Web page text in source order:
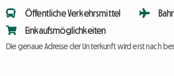
Öffentliche Verkehrsmittel
Einkaufsmöglichkeiten
Die genaue Adresse der Unterkunft wird erst nach